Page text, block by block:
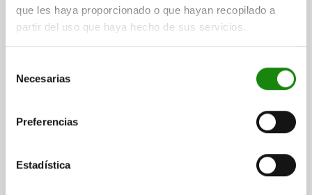
que les haya proporcionado o que hayan recopilado a
partir del uso que haya hecho de sus servicios.
Necesarias
Preferencias
Estadística
Referencia: 29000-523030
$585.45
DETALLES
CAD